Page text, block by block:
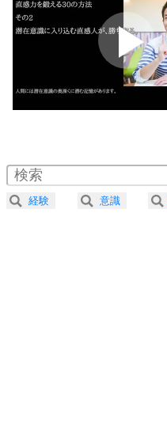
プラス思考
ポジティ
ポジティブ
ストレス対策
人生、な
気楽に生きる
4 器の大き
プラス思考
2.0倍速 （286KB 1分
2.5倍速 （229KB 58秒
3.0倍速 （191KB 48秒
経験 意識